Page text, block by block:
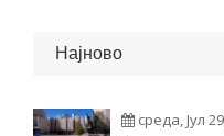
Најново
среда, Јул